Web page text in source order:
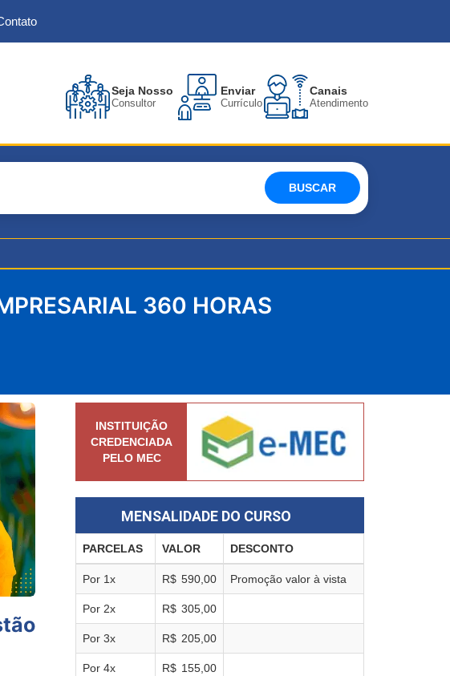
Seja Nosso
Consultor
Enviar
Currículo
Canais
Atendimento
BUSCAR
360 HORAS
INSTITUIÇÃO
CREDENCIADA
PELO MEC
MENSALIDADE DO CURSO
PARCELAS VALOR DESCONTO
Por 1x R$ 590,00 Promoção valor à vista
Por 2x R$ 305,00
Por 3x R$ 205,00
Por 4x R$ 155,00